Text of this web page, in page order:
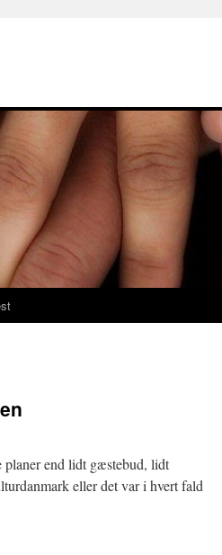
planer end lidt gæstebud, lidt
eller det var i hvert fald